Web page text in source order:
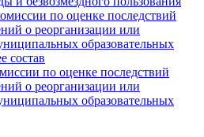
по оценке последствий
о реорганизации или
образовательных
состав
по оценке последствий
о реорганизации или
образовательных